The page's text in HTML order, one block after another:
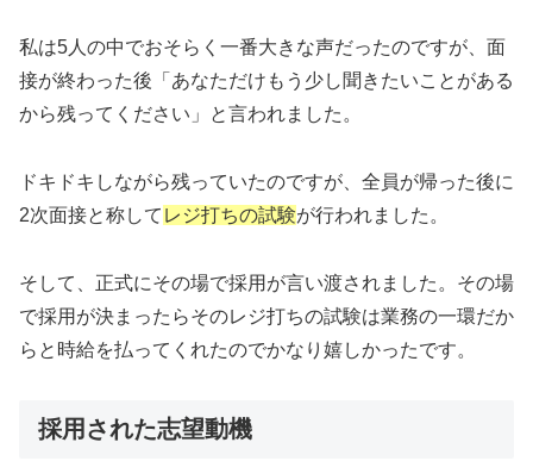
私は5人の中でおそらく一番大きな声だったのですが、面
接が終わった後「あなただけもう少し聞きたいことがある
から残ってください」と言われました。
ドキドキしながら残っていたのですが、全員が帰った後に
2次面接と称して レジ打ちの試験が行われました。
そして、正式にその場で採用が言い渡されました。その場
で採用が決まったらそのレジ打ちの試験は業務の一環だか
らと時給を払ってくれたのでかなり嬉しかったです。
採用された志望動機